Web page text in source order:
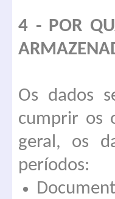
4 - POR
Os dados
cumprir os
geral, os
períodos: